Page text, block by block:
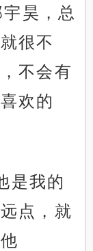
昊，总
很不
不会有
欢的
是我的
点，就